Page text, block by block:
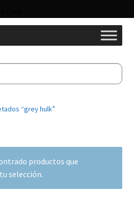
“grey hulk”
productos que
selección.